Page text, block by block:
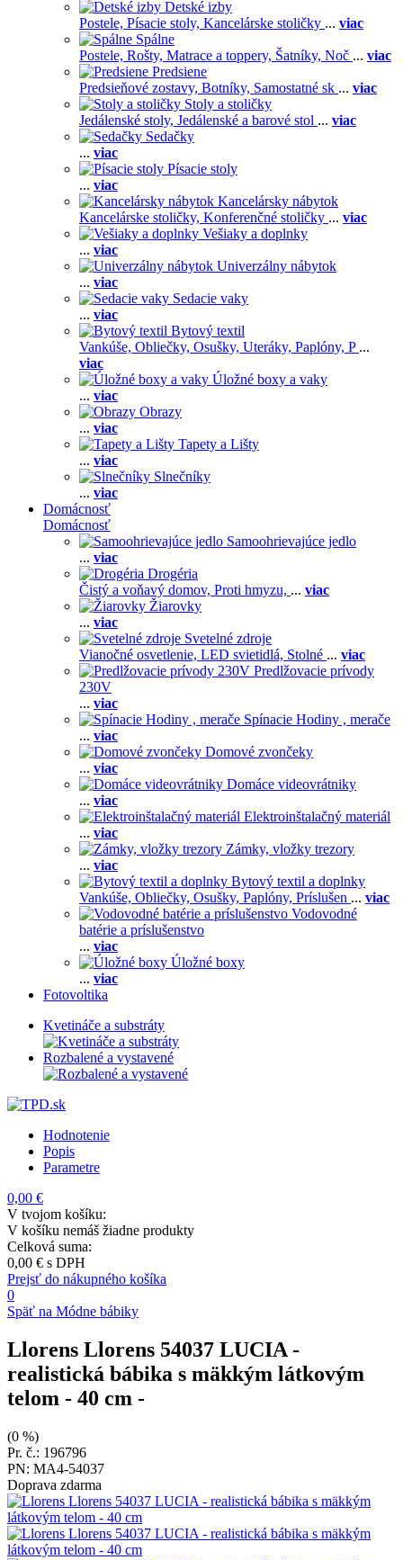
Detské izby
Postele, Písacie stoly, Kancelárske stoličky ... viac
Spálne
Postele, Rošty, Matrace a toppery, Šatníky, Noč ... viac
Predsiene
Predsieňové zostavy, Botníky, Samostatné sk ... viac
Stoly a stoličky
Jedálenské stoly, Jedálenské a barové stol ... viac
Sedačky
... viac
Písacie stoly
... viac
Kancelársky nábytok
Kancelárske stoličky, Konferenčné stoličky ... viac
Vešiaky a doplnky
... viac
Univerzálny nábytok
... viac
Sedacie vaky
... viac
Bytový textil
Vankúše, Obliečky, Osušky, Uteráky, Paplóny, P ...
viac
Úložné boxy a vaky
... viac
Obrazy
... viac
Tapety a Lišty
... viac
Slnečníky
... viac
Domácnosť
Domácnosť
Samoohrievajúce jedlo
... viac
Drogéria
Čistý a voňavý domov, Proti hmyzu, ... viac
Žiarovky
... viac
Svetelné zdroje
Vianočné osvetlenie, LED svietidlá, Stolné ... viac
Predlžovacie prívody
230V
... viac
Spínacie Hodiny , merače
... viac
Domové zvončeky
... viac
Domáce videovrátniky
... viac
Elektroinštalačný materiál
... viac
Zámky, vložky trezory
... viac
Bytový textil a doplnky
Vankúše, Obliečky, Osušky, Paplóny, Príslušen ... viac
Vodovodné
batérie a príslušenstvo
... viac
Úložné boxy
... viac
Fotovoltika
Kvetináče a substráty
Rozbalené a vystavené
Hodnotenie
Popis
Parametre
0,00 €
V tvojom košíku:
V košíku nemáš žiadne produkty
Celková suma:
0,00 € s DPH
Prejsť do nákupného košíka
0
Späť na Módne bábiky
Llorens Llorens 54037 LUCIA -
realistická bábika s mäkkým látkovým
telom - 40 cm -
(0 %)
Pr. č.: 196796
PN: MA4-54037
Doprava zdarma